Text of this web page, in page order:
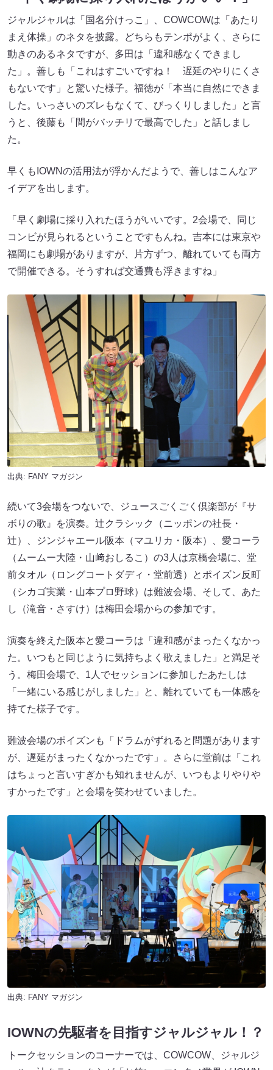
ジャルジャルは「国名分けっこ」、COWCOWは「あたり
まえ体操」のネタを披露。どちらもテンポがよく、さらに
動きのあるネタですが、多田は「違和感なくできまし
た」。善しも「これはすごいですね！ 遅延のやりにくさ
もないです」と驚いた様子。福徳が「本当に自然にできま
した。いっさいのズレもなくて、びっくりしました」と言
うと、後藤も「間がバッチリで最高でした」と話しまし
た。
早くもIOWNの活用法が浮かんだようで、善しはこんなア
イデアを出します。
「早く劇場に採り入れたほうがいいです。2会場で、同じ
コンビが見られるということですもんね。吉本には東京や
福岡にも劇場がありますが、片方ずつ、離れていても両方
で開催できる。そうすれば交通費も浮きますね」
出典: FANY マガジン
続いて3会場をつないで、ジュースごくごく倶楽部が『サ
ボりの歌』を演奏。辻クラシック（ニッポンの社長・
辻）、ジンジャエール阪本（マユリカ・阪本）、愛コーラ
（ムームー大陸・山﨑おしるこ）の3人は京橋会場に、堂
前タオル（ロングコートダディ・堂前透）とポイズン反町
（シカゴ実業・山本プロ野球）は難波会場、そして、あた
し（滝音・さすけ）は梅田会場からの参加です。
演奏を終えた阪本と愛コーラは「違和感がまったくなかっ
た。いつもと同じように気持ちよく歌えました」と満足そ
う。梅田会場で、1人でセッションに参加したあたしは
「一緒にいる感じがしました」と、離れていても一体感を
持てた様子です。
難波会場のポイズンも「ドラムがずれると問題があります
が、遅延がまったくなかったです」。さらに堂前は「これ
はちょっと言いすぎかも知れませんが、いつもよりやりや
すかったです」と会場を笑わせていました。
出典: FANY マガジン
IOWNの先駆者を目指すジャルジャル！？
トークセッションのコーナーでは、COWCOW、ジャルジ